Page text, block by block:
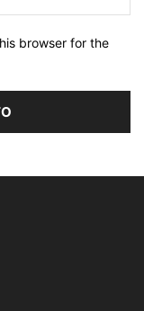
browser for the